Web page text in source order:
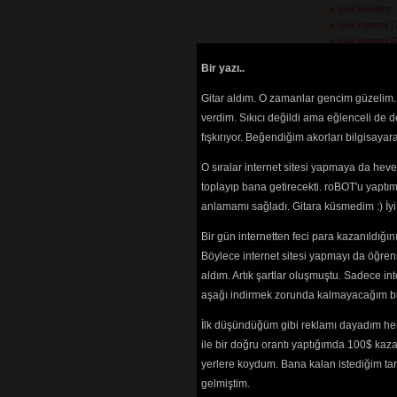
Bir yazı..
Gitar aldım. O zamanlar gencim
verdim. Sıkıcı değildi ama eğlenceli de
fışkırıyor. Beğendiğim akorları
O sıralar internet sitesi yapmaya da
toplayıp bana getirecekti. roBOT'u
anlamamı sağladı. Gitara küsmedim :)
Bir gün internetten feci para
Böylece internet sitesi yapmayı da
aldım. Artık şartlar oluşmuştu. Sadece
aşağı indirmek zorunda kalmayacağım
İlk düşündüğüm gibi reklamı dayadım
ile bir doğru orantı yaptığımda 100$
yerlere koydum. Bana kalan istediğim
gelmiştim.
Gel Sevelim
Gel Yanıma
Gel Yanıma
Gelin Gelin
Göç Eyleyip
Yaylanmaz
(3655)
Gönül Arz
Görmeyi
(2563)
Gönül Yari
Gurban
Gurbet Ele
Güzel Ne
Güzele
Halime Gız
Halime Gız